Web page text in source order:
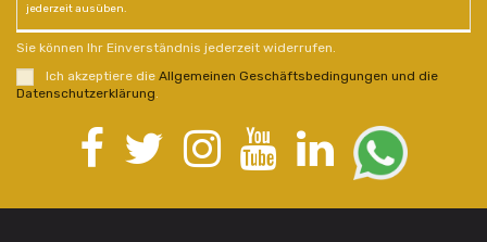
jederzeit ausüben.
Sie können Ihr Einverständnis jederzeit widerrufen.
Ich akzeptiere die Allgemeinen Geschäftsbedingungen und die
Datenschutzerklärung.